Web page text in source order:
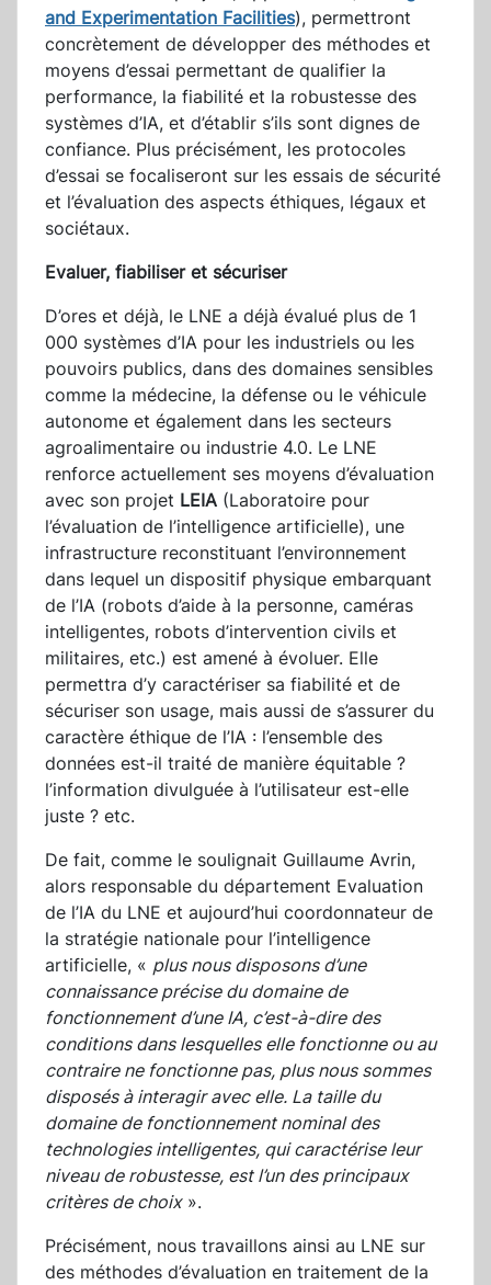
and Experimentation Facilities), permettront
concrètement de développer des méthodes et
moyens d’essai permettant de qualifier la
performance, la fiabilité et la robustesse des
systèmes d’IA, et d’établir s’ils sont dignes de
confiance. Plus précisément, les protocoles
d’essai se focaliseront sur les essais de sécurité
et l’évaluation des aspects éthiques, légaux et
sociétaux.
Evaluer, fiabiliser et sécuriser
D’ores et déjà, le LNE a déjà évalué plus de 1
000 systèmes d’IA pour les industriels ou les
pouvoirs publics, dans des domaines sensibles
comme la médecine, la défense ou le véhicule
autonome et également dans les secteurs
agroalimentaire ou industrie 4.0. Le LNE
renforce actuellement ses moyens d’évaluation
avec son projet LEIA (Laboratoire pour
l’évaluation de l’intelligence artificielle), une
infrastructure reconstituant l’environnement
dans lequel un dispositif physique embarquant
de l’IA (robots d’aide à la personne, caméras
intelligentes, robots d’intervention civils et
militaires, etc.) est amené à évoluer. Elle
permettra d’y caractériser sa fiabilité et de
sécuriser son usage, mais aussi de s’assurer du
caractère éthique de l’IA : l’ensemble des
données est-il traité de manière équitable ?
l’information divulguée à l’utilisateur est-elle
juste ? etc.
De fait, comme le soulignait Guillaume Avrin,
alors responsable du département Evaluation
de l’IA du LNE et aujourd’hui coordonnateur de
la stratégie nationale pour l’intelligence
artificielle, « plus nous disposons d’une
connaissance précise du domaine de
fonctionnement d’une IA, c’est-à-dire des
conditions dans lesquelles elle fonctionne ou au
contraire ne fonctionne pas, plus nous sommes
disposés à interagir avec elle. La taille du
domaine de fonctionnement nominal des
technologies intelligentes, qui caractérise leur
niveau de robustesse, est l’un des principaux
critères de choix».
Précisément, nous travaillons ainsi au LNE sur
des méthodes d’évaluation en traitement de la